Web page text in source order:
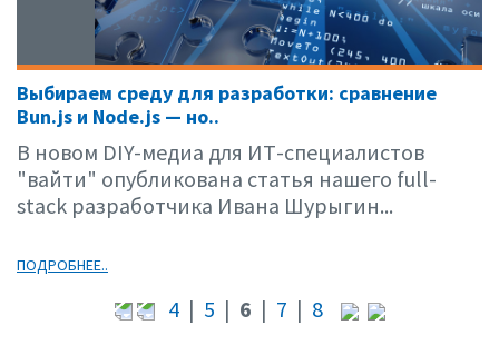
Выбираем среду для разработки: сравнение
Bun.js и Node.js — но..
В новом DIY-медиа для ИТ-специалистов
"вайти" опубликована статья нашего full-
stack разработчика Ивана Шурыгин...
ПОДРОБНЕЕ..
4| 5 | 6 | 7 | 8